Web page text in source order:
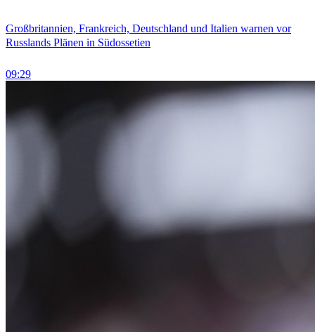
Großbritannien, Frankreich, Deutschland und Italien warnen vor
Russlands Plänen in Südossetien
09:29